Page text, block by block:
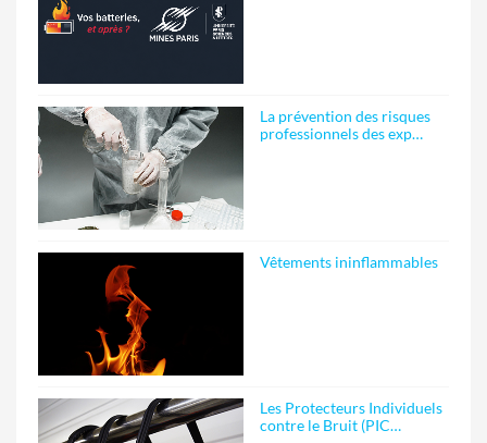
La prévention des risques
professionnels des exp…
Vêtements ininflammables
Les Protecteurs Individuels
contre le Bruit (PIC…